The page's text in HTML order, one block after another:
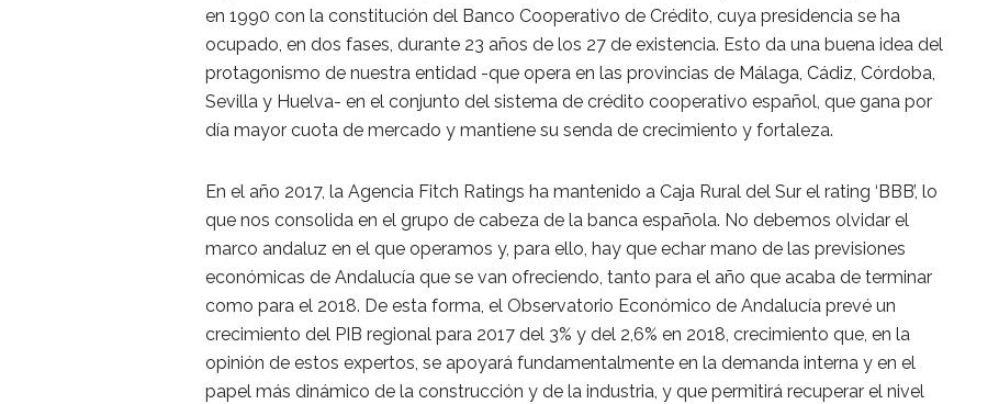
en 1990 con la constitución del Banco Cooperativo de Crédito, cuya presidencia se ha
ocupado, en dos fases, durante 23 años de los 27 de existencia. Esto da una buena idea del
protagonismo de nuestra entidad -que opera en las provincias de Málaga, Cádiz, Córdoba,
Sevilla y Huelva- en el conjunto del sistema de crédito cooperativo español, que gana por
día mayor cuota de mercado y mantiene su senda de crecimiento y fortaleza.
En el año 2017, la Agencia Fitch Ratings ha mantenido a Caja Rural del Sur el rating ‘BBB’, lo
que nos consolida en el grupo de cabeza de la banca española. No debemos olvidar el
marco andaluz en el que operamos y, para ello, hay que echar mano de las previsiones
económicas de Andalucía que se van ofreciendo, tanto para el año que acaba de terminar
como para el 2018. De esta forma, el Observatorio Económico de Andalucía prevé un
crecimiento del PIB regional para 2017 del 3% y del 2,6% en 2018, crecimiento que, en la
opinión de estos expertos, se apoyará fundamentalmente en la demanda interna y en el
papel más dinámico de la construcción y de la industria, y que permitirá recuperar el nivel